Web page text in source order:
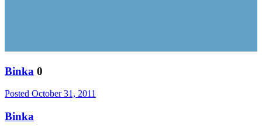
Binka 0
Posted October 31, 2011
Binka